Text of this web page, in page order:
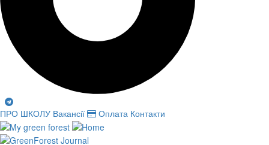
ПРО ШКОЛУ Вакансії Оплата Контакти